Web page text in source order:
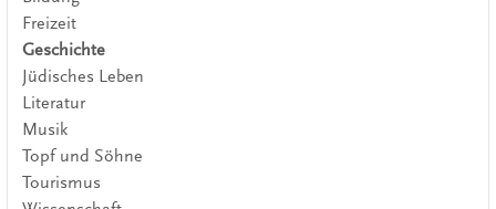
Freizeit
Geschichte
Jüdisches Leben
Literatur
Musik
Topf und Söhne
Tourismus